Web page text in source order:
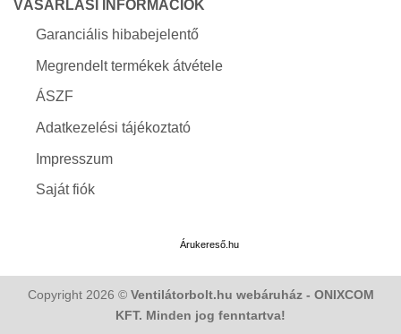
VÁSÁRLÁSI INFORMÁCIÓK
Garanciális hibabejelentő
Megrendelt termékek átvétele
ÁSZF
Adatkezelési tájékoztató
Impresszum
Saját fiók
Árukereső.hu
Copyright 2026 © Ventilátorbolt.hu webáruház - ONIXCOM
KFT. Minden jog fenntartva!